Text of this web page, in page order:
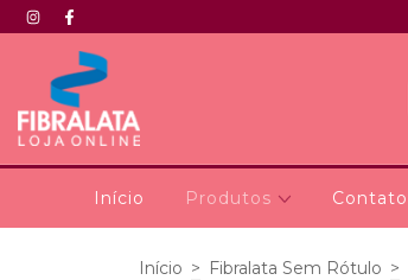
Início Produtos Contato
Início > Fibralata Sem Rótulo >